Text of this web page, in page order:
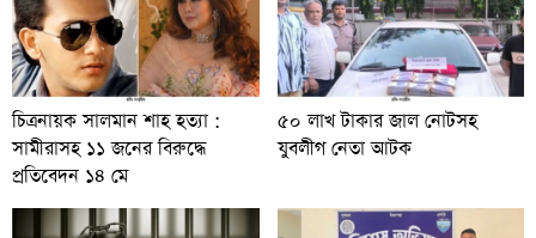
চিত্রনায়ক সালমান শাহ হত্যা :
সামীরাসহ ১১ জনের বিরুদ্ধে
প্রতিবেদন ১৪ মে
৫০ লাখ টাকার জাল নোটসহ
যুবলীগ নেতা আটক